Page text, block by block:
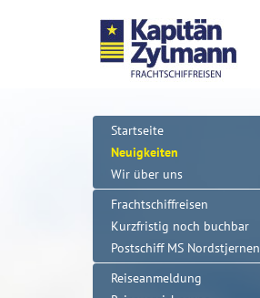
Startseite
Neuigkeiten
Wir über uns
Frachtschiffreisen
Kurzfristig noch buchbar
Postschiff MS Nordstjernen
Reiseanmeldung